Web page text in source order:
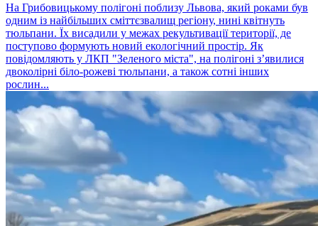
На Грибовицькому полігоні поблизу Львова, який роками був
одним із найбільших сміттєзвалищ регіону, нині квітнуть
тюльпани. Їх висадили у межах рекультивації території, де
поступово формують новий екологічний простір. Як
повідомляють у ЛКП "Зеленого міста", на полігоні з’явилися
двоколірні біло-рожеві тюльпани, а також сотні інших
рослин...